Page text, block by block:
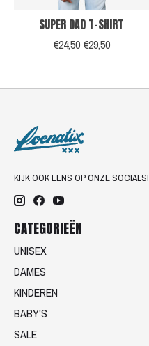
SUPER DAD T-SHIRT
€24,50€29,50
KIJK OOK EENS OP ONZE SOCIALS!
CATEGORIEËN
UNISEX
DAMES
KINDEREN
BABY'S
SALE